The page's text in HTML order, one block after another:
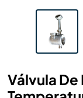
Válvula De